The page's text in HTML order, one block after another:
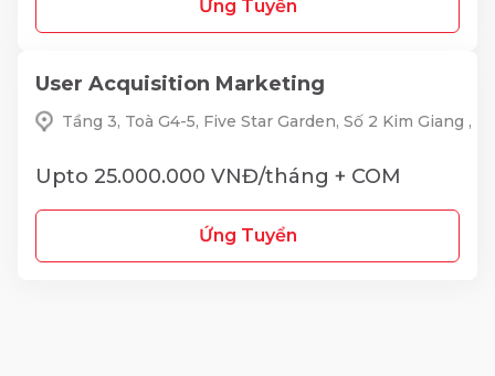
Ứng Tuyển
User Acquisition Marketing
Tầng 3, Toà G4-5, Five Star Garden, Số 2 Kim Giang ,
Upto 25.000.000 VNĐ/tháng + COM
Ứng Tuyển